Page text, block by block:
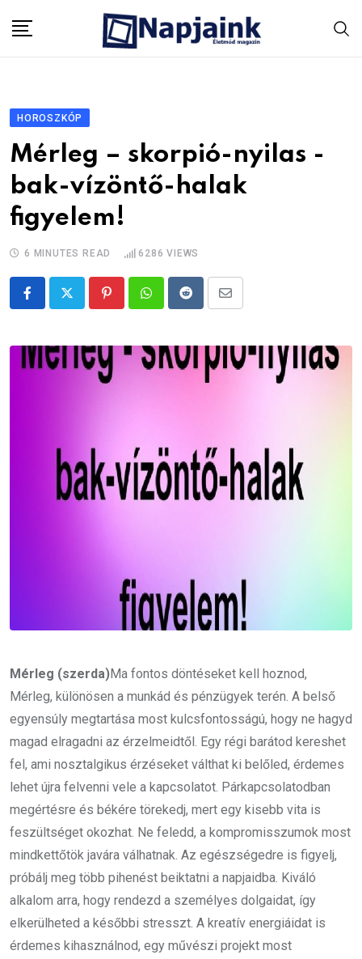
HOROSZKÓP
Mérleg – skorpió-nyilas -
bak-vízöntő-halak
figyelem!
6 MINUTES READ 6286 VIEWS
PinterestWhatsappRedditShare
Email
Mérleg (szerda)Ma fontos döntéseket kell hoznod,
Mérleg, különösen a munkád és pénzügyek terén. A belső
egyensúly megtartása most kulcsfontosságú, hogy ne hagyd
magad elragadni az érzelmeidtől. Egy régi barátod kereshet
fel, ami nosztalgikus érzéseket válthat ki belőled, érdemes
lehet újra felvenni vele a kapcsolatot. Párkapcsolatodban
megértésre és békére törekedj, mert egy kisebb vita is
feszültséget okozhat. Ne feledd, a kompromisszumok most
mindkettőtök javára válhatnak. Az egészségedre is figyelj,
próbálj meg több pihenést beiktatni a napjaidba. Kiváló
alkalom arra, hogy rendezd a személyes dolgaidat, így
elkerülheted a későbbi stresszt. A kreatív energiáidat is
érdemes kihasználnod, egy művészi projekt most